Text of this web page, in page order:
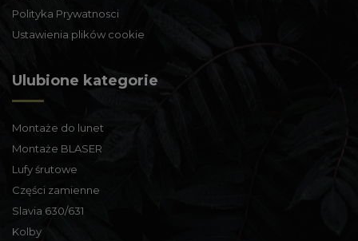
Polityka Prywatnosci
Ustawienia plików cookie
Ulubione kategorie
Montaże do lunet
Montaże BLASER
Lufy śrutowe
Części zamienne
Slavia 630/631
Kolby